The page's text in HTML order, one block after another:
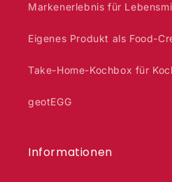
Markenerlebnis für
Eigenes Produkt als Food-
Take-Home-Kochbox für
geotEGG
Informationen